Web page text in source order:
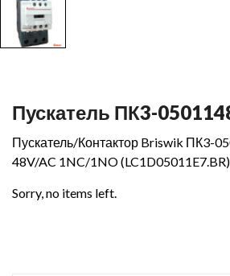
Пускатель ПК3-
Пускатель/Контактор Briswik ПК3-
48V/AC 1NC/1NO (LC1D05011E7.BR)
Sorry, no items left.